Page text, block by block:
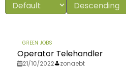
GREEN JOBS
Operator Telehandler
21/10/2022 zonaebt